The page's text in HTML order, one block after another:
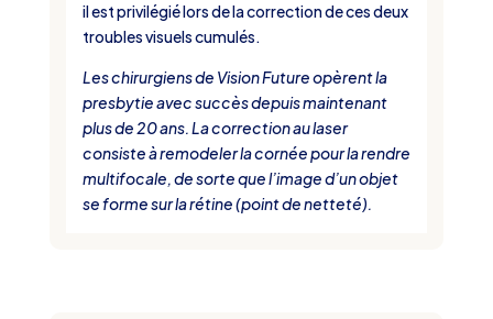
il est privilégié lors de la correction de ces deux
troubles visuels cumulés.
Les chirurgiens de Vision Future opèrent la
presbytie avec succès depuis maintenant
plus de 20 ans. La correction au laser
consiste à remodeler la cornée pour la rendre
multifocale, de sorte que l’image d’un objet
se forme sur la rétine (point de netteté).